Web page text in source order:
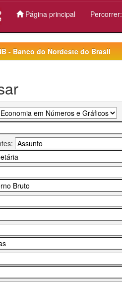
Página principal Percorrer:
- Banco do Nordeste do Brasil